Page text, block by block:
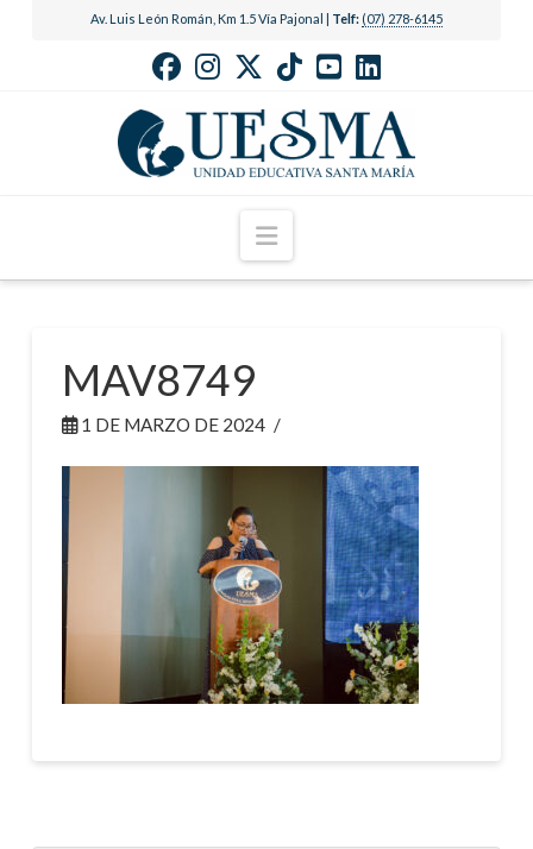
Av. Luis León Román, Km 1.5 Vía Pajonal | Telf: (07) 278-6145
Navigation
MAV8749
1 DE MARZO DE 2024